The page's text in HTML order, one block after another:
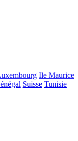
Ile Maurice
Suisse Tunisie